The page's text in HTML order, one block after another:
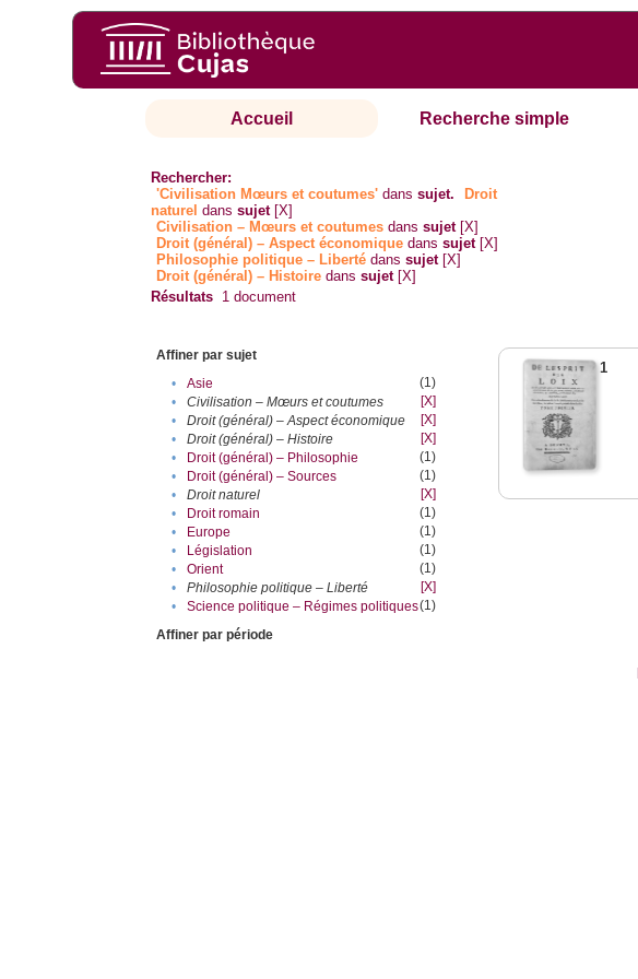
Accueil Recherche simple
Rechercher:
'Civilisation Mœurs et coutumes' danssujet.
Droit
naturel danssujet [X]
Civilisation – Mœurs et coutumes danssujet [X]
Droit (général) – Aspect économique danssujet [X]
Philosophie politique – Liberté danssujet [X]
Droit (général) – Histoire danssujet [X]
Résultats 1 document
Affiner par sujet
•
Asie
(1)
•
Civilisation – Mœurs et coutumes
[X]
•
Droit (général) – Aspect économique
[X]
•
Droit (général) – Histoire
[X]
•
Droit (général) – Philosophie
(1)
•
Droit (général) – Sources
(1)
•
Droit naturel
[X]
•
Droit romain
(1)
•
Europe
(1)
•
Législation
(1)
•
Orient
(1)
•
Philosophie politique – Liberté
[X]
•
Science politique – Régimes politiques(1)
Affiner par période
1